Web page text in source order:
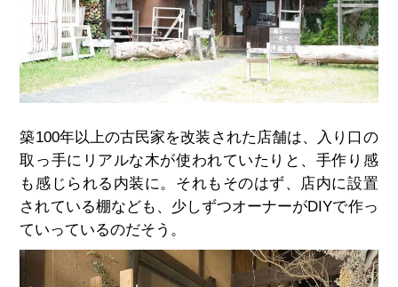
築100年以上の古民家を改装された店舗は、入り口の
取っ手にリアルな木が使われていたりと、手作り感
も感じられる内装に。それもそのはず、店内に設置
されている棚なども、少しずつオーナーがDIYで作っ
ていっているのだそう。